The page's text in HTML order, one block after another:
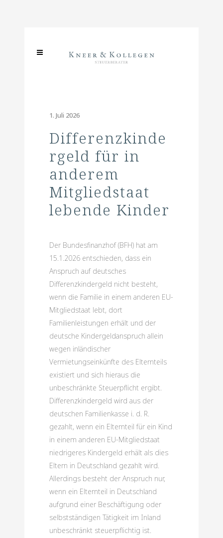
1. Juli 2026
Differenzkinde
rgeld für in
anderem
Mitgliedstaat
lebende Kinder
Der Bundesfinanzhof (BFH) hat am
15.1.2026 entschieden, dass ein
Anspruch auf deutsches
Differenzkindergeld nicht besteht,
wenn die Familie in einem anderen EU-
Mitgliedstaat lebt, dort
Familienleistungen erhält und der
deutsche Kindergeldanspruch allein
wegen inländischer
Vermietungseinkünfte des Elternteils
existiert und sich hieraus die
unbeschränkte Steuerpflicht ergibt.
Differenzkindergeld wird aus der
deutschen Familienkasse i. d. R.
gezahlt, wenn ein Elternteil für ein Kind
in einem anderen EU-Mitgliedstaat
niedrigeres Kindergeld erhält als dies
Eltern in Deutschland gezahlt wird.
Allerdings besteht der Anspruch nur,
wenn ein Elternteil in Deutschland
aufgrund einer Beschäftigung oder
selbstständigen Tätigkeit im Inland
unbeschränkt steuerpflichtig ist.